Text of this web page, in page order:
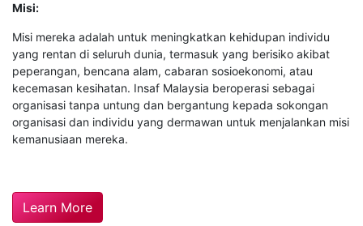
Misi:
Misi mereka adalah untuk meningkatkan kehidupan individu
yang rentan di seluruh dunia, termasuk yang berisiko akibat
peperangan, bencana alam, cabaran sosioekonomi, atau
kecemasan kesihatan. Insaf Malaysia beroperasi sebagai
organisasi tanpa untung dan bergantung kepada sokongan
organisasi dan individu yang dermawan untuk menjalankan misi
kemanusiaan mereka.
Learn More